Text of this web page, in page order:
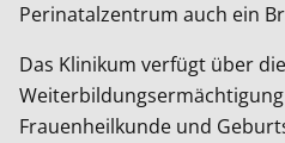
Perinatalzentrum auch ein
Das Klinikum verfügt über
Frauenheilkunde und